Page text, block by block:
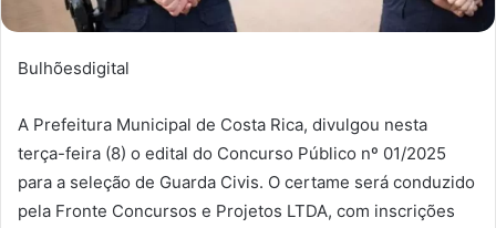
Bulhõesdigital
A Prefeitura Municipal de Costa Rica, divulgou nesta
terça-feira (8) o edital do Concurso Público nº 01/2025
para a seleção de Guarda Civis. O certame será conduzido
pela Fronte Concursos e Projetos LTDA, com inscrições